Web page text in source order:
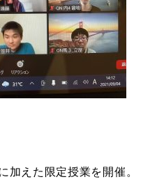
加えた限定授業を開催。